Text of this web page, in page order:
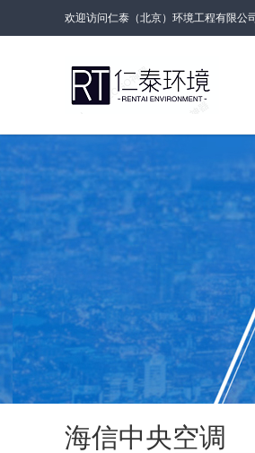
欢迎访问仁泰（北京）环境工程有限公
海信中央空调